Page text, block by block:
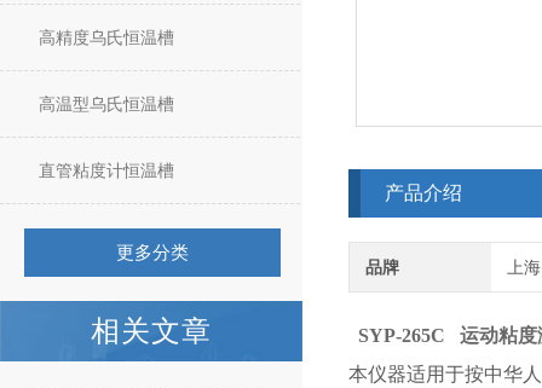
高精度乌氏恒温槽
高温型乌氏恒温槽
直管粘度计恒温槽
更多分类
相关文章
产品介绍
品牌 上
SYP-265C 运动粘度
本仪器适用于按中华